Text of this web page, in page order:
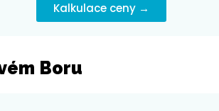
Kalkulace ceny →
Boru